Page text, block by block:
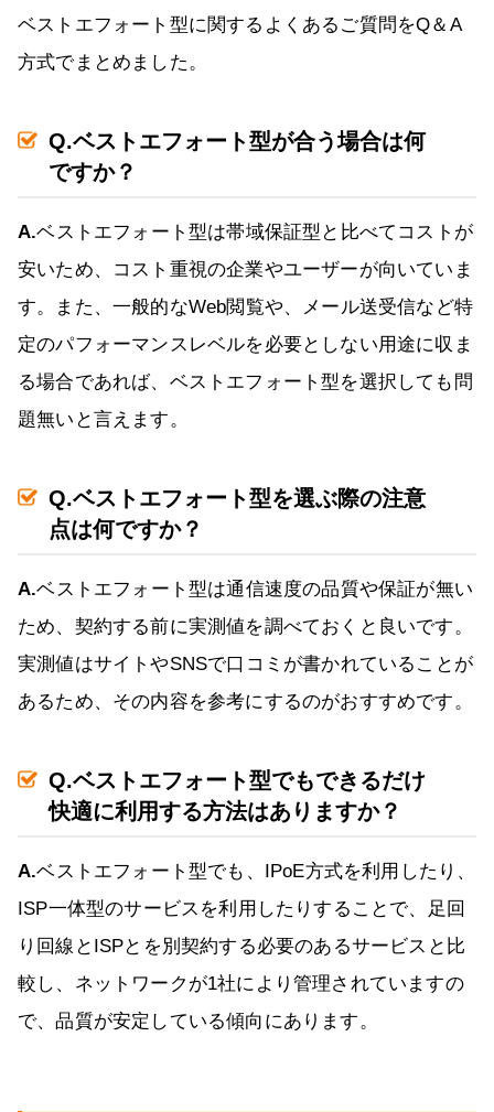
ベストエフォート型に関するよくあるご質問をQ＆A
方式でまとめました。
Q.ベストエフォート型が合う場合は何
ですか？
A.ベストエフォート型は帯域保証型と比べてコストが
安いため、コスト重視の企業やユーザーが向いていま
す。また、一般的なWeb閲覧や、メール送受信など特
定のパフォーマンスレベルを必要としない用途に収ま
る場合であれば、ベストエフォート型を選択しても問
題無いと言えます。
Q.ベストエフォート型を選ぶ際の注意
点は何ですか？
A.ベストエフォート型は通信速度の品質や保証が無い
ため、契約する前に実測値を調べておくと良いです。
実測値はサイトやSNSで口コミが書かれていることが
あるため、その内容を参考にするのがおすすめです。
Q.ベストエフォート型でもできるだけ
快適に利用する方法はありますか？
A.ベストエフォート型でも、IPoE方式を利用したり、
ISP一体型のサービスを利用したりすることで、足回
り回線とISPとを別契約する必要のあるサービスと比
較し、ネットワークが1社により管理されていますの
で、品質が安定している傾向にあります。